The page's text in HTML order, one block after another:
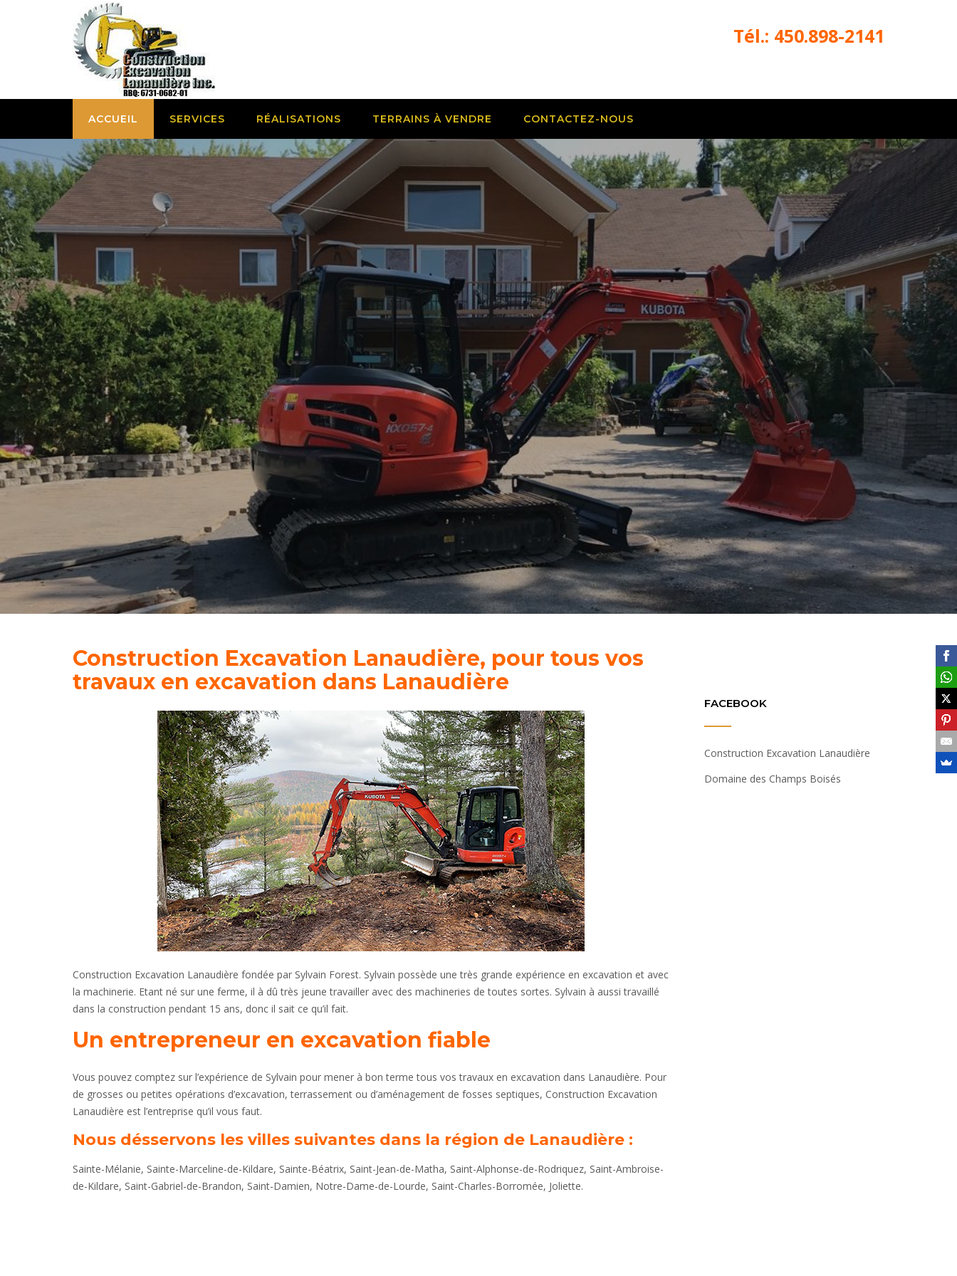
Tél.: 450.898-2141
ACCUEIL SERVICES RÉALISATIONS TERRAINS À VENDRE CONTACTEZ-NOUS
Construction Excavation Lanaudière, pour tous vos
travaux en excavation dans Lanaudière
Construction Excavation Lanaudière fondée par Sylvain Forest. Sylvain possède une très grande expérience en excavation et avec
la machinerie. Etant né sur une ferme, il à dû très jeune travailler avec des machineries de toutes sortes. Sylvain à aussi travaillé
dans la construction pendant 15 ans, donc il sait ce qu’il fait.
Un entrepreneur en excavation fiable
Vous pouvez comptez sur l’expérience de Sylvain pour mener à bon terme tous vos travaux en excavation dans Lanaudière. Pour
de grosses ou petites opérations d’excavation, terrassement ou d’aménagement de fosses septiques, Construction Excavation
Lanaudière est l’entreprise qu’il vous faut.
Nous désservons les villes suivantes dans la région de Lanaudière :
Sainte-Mélanie, Sainte-Marceline-de-Kildare, Sainte-Béatrix, Saint-Jean-de-Matha, Saint-Alphonse-de-Rodriquez, Saint-Ambroise-
de-Kildare, Saint-Gabriel-de-Brandon, Saint-Damien, Notre-Dame-de-Lourde, Saint-Charles-Borromée, Joliette.
FACEBOOK
Construction Excavation Lanaudière
Domaine des Champs Boisés